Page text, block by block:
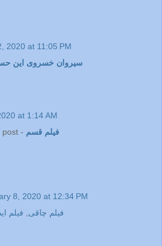
2020 at 11:05 PM
سیروان خسروی این حس
at 1:14 AM
post - فیلم قسم
8, 2020 at 12:34 PM
فیلم چاقی
فیلم